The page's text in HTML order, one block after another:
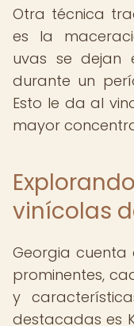
Otra técnica
es la
uvas se dejan
durante un
Esto le da al
mayor
vinícolas
Georgia cuenta
prominentes,
y
destacadas es